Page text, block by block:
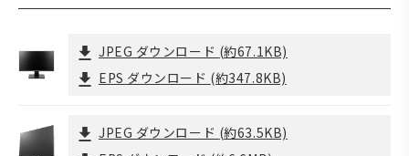
JPEG ダウンロード (約67.1KB)
EPS ダウンロード (約347.8KB)
JPEG ダウンロード (約63.5KB)